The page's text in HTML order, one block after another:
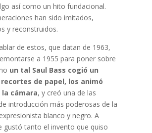
así como un hito fundacional.
han sido imitados,
y reconstruidos.
de estos, que datan de 1963,
a 1955 para poner sobre
un tal Saul Bass cogió un
de papel, los animó
cámara, y creó una de las
introducción más poderosas de la
blanco y negro. A
gustó tanto el invento que quiso